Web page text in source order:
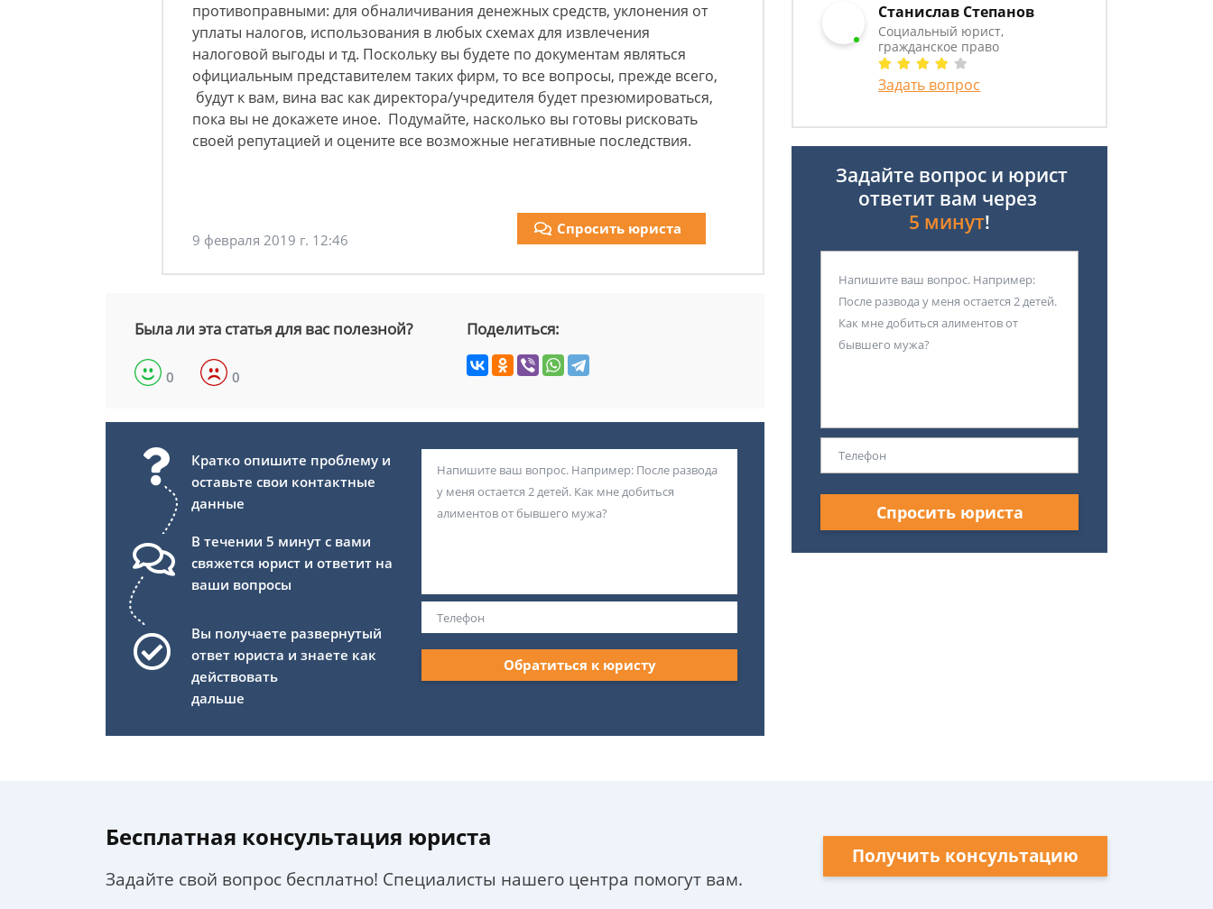
противоправными: для обналичивания денежных средств, уклонения от
уплаты налогов, использования в любых схемах для извлечения
налоговой выгоды и тд. Поскольку вы будете по документам являться
официальным представителем таких фирм, то все вопросы, прежде всего,
будут к вам, вина вас как директора/учредителя будет презюмироваться,
пока вы не докажете иное. Подумайте, насколько вы готовы рисковать
своей репутацией и оцените все возможные негативные последствия.
9 февраля 2019 г. 12:46
Спросить юриста
Была ли эта статья для вас полезной?
0 0
Поделиться:
Кратко опишите проблему и
оставьте свои контактные
данные
В течении 5 минут с вами
свяжется юрист и ответит на
ваши вопросы
Вы получаете развернутый
ответ юриста и знаете как
действовать
дальше
Обратиться к юристу
Станислав Степанов
Социальный юрист,
гражданское право
Задать вопрос
Задайте вопрос и юрист
ответит вам через
5 минут!
Спросить юриста
Бесплатная консультация юриста
Задайте свой вопрос бесплатно! Специалисты нашего центра помогут вам.
Получить консультацию